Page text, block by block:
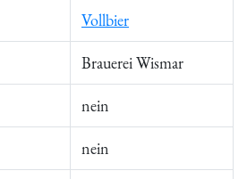
Vollbier
Brauerei Wismar
nein
nein